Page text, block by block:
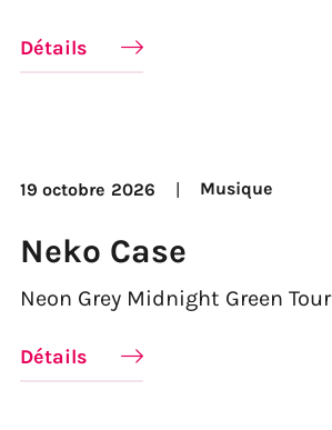
Détails
19 octobre 2026 Musique
Neko Case
Neon Grey Midnight Green Tour
Détails